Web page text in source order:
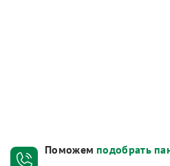
Поможем подобрать